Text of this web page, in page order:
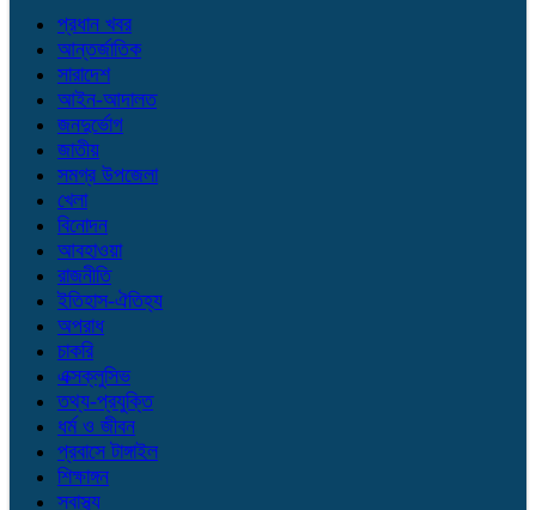
প্রধান খবর
আন্তর্জাতিক
সারাদেশ
আইন-আদালত
জনদুর্ভোগ
জাতীয়
সমগ্র উপজেলা
খেলা
বিনোদন
আবহাওয়া
রাজনীতি
ইতিহাস-ঐতিহ্য
অপরাধ
চাকরি
এক্সক্লুসিভ
তথ্য-প্রযুক্তি
ধর্ম ও জীবন
প্রবাসে টাঙ্গাইল
শিক্ষাঙ্গন
স্বাস্থ্য